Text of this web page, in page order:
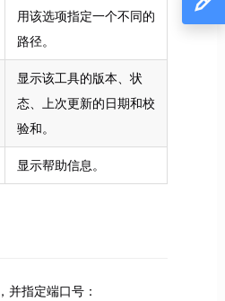
用该选项指定一个不同的
路径。
显示该工具的版本、状
态、上次更新的日期和校
验和。
显示帮助信息。
指定端口号：